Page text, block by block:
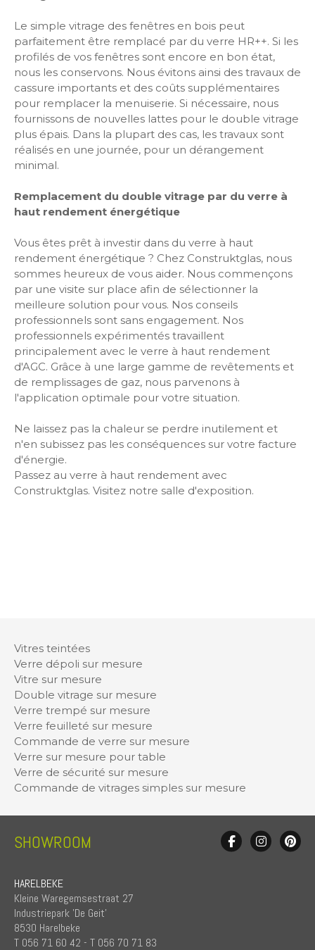
Le simple vitrage des fenêtres en bois peut
parfaitement être remplacé par du verre HR++. Si les
profilés de vos fenêtres sont encore en bon état,
nous les conservons. Nous évitons ainsi des travaux de
cassure importants et des coûts supplémentaires
pour remplacer la menuiserie. Si nécessaire, nous
fournissons de nouvelles lattes pour le double vitrage
plus épais. Dans la plupart des cas, les travaux sont
réalisés en une journée, pour un dérangement
minimal.
Remplacement du double vitrage par du verre à
haut rendement énergétique
Vous êtes prêt à investir dans du verre à haut
rendement énergétique ? Chez Construktglas, nous
sommes heureux de vous aider. Nous commençons
par une visite sur place afin de sélectionner la
meilleure solution pour vous. Nos conseils
professionnels sont sans engagement. Nos
professionnels expérimentés travaillent
principalement avec le verre à haut rendement
d'AGC. Grâce à une large gamme de revêtements et
de remplissages de gaz, nous parvenons à
l'application optimale pour votre situation.
Ne laissez pas la chaleur se perdre inutilement et
n'en subissez pas les conséquences sur votre facture
d'énergie.
Passez au verre à haut rendement avec
Construktglas. Visitez notre salle d'exposition.
Vitres teintées
Verre dépoli sur mesure
Vitre sur mesure
Double vitrage sur mesure
Verre trempé sur mesure
Verre feuilleté sur mesure
Commande de verre sur mesure
Verre sur mesure pour table
Verre de sécurité sur mesure
Commande de vitrages simples sur mesure
SHOWROOM
HARELBEKE
Kleine Waregemsestraat 27
Industriepark 'De Geit'
8530 Harelbeke
T 056 71 60 42 - T 056 70 71 83